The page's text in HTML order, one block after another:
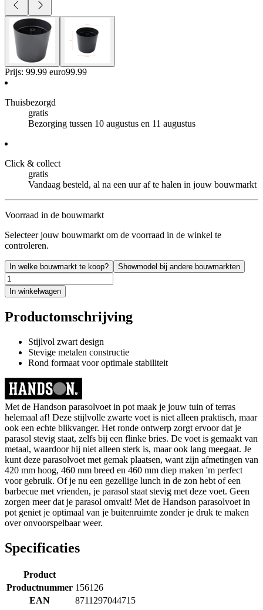
Prijs: 99.99 euro99.99
Thuisbezorgd
gratis
Bezorging tussen 10 augustus en 11 augustus
Click & collect
gratis
Vandaag besteld, al na een uur af te halen in jouw bouwmarkt
Voorraad in de bouwmarkt
Selecteer jouw bouwmarkt om de voorraad in de winkel te
controleren.
In welke bouwmarkt te koop? Showmodel bij andere bouwmarkten
In winkelwagen
Productomschrijving
Stijlvol zwart design
Stevige metalen constructie
Rond formaat voor optimale stabiliteit
Met de Handson parasolvoet in pot maak je jouw tuin of terras
helemaal af! Deze stijlvolle zwarte voet is niet alleen praktisch, maar
ook een echte blikvanger. Het ronde ontwerp zorgt ervoor dat je
parasol stevig staat, zelfs bij een flinke bries. De voet is gemaakt van
metaal, waardoor hij niet alleen sterk is, maar ook lang meegaat. Je
kunt deze parasolvoet met gemak plaatsen, want zijn afmetingen van
420 mm hoog, 460 mm breed en 460 mm diep maken 'm perfect
voor gebruik. Of je nu een gezellige lunch in de zon hebt of een
barbecue met vrienden, je parasol staat stevig met deze voet. Geen
zorgen meer dat je parasol omvalt! Met de Handson parasolvoet in
pot geniet je optimaal van je buitenruimte zonder je druk te maken
over onvoorspelbaar weer.
Specificaties
Product
Productnummer 156126
EAN
8711297044715